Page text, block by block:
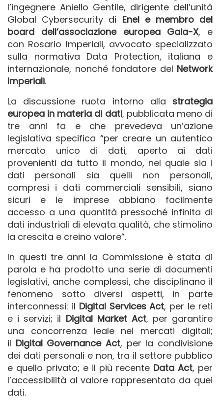
l’ingegnere Aniello Gentile, dirigente dell’unità
Global Cybersecurity di Enel e membro del
board dell’associazione europea Gaia-X, e
con Rosario Imperiali, avvocato specializzato
sulla normativa Data Protection, italiana e
internazionale, nonché fondatore del Network
Imperiali.
La discussione ruota intorno alla strategia
europea in materia di dati, pubblicata meno di
tre anni fa e che prevedeva un’azione
legislativa specifica “per creare un autentico
mercato unico di dati, aperto ai dati
provenienti da tutto il mondo, nel quale sia i
dati personali sia quelli non personali,
compresi i dati commerciali sensibili, siano
sicuri e le imprese abbiano facilmente
accesso a una quantità pressoché infinita di
dati industriali di elevata qualità, che stimolino
la crescita e creino valore”.
In questi tre anni la Commissione è stata di
parola e ha prodotto una serie di documenti
legislativi, anche complessi, che disciplinano il
fenomeno sotto diversi aspetti, in parte
interconnessi: il Digital Services Act, per le reti
e i servizi; il Digital Market Act, per garantire
una concorrenza leale nei mercati digitali;
il Digital Governance Act, per la condivisione
dei dati personali e non, tra il settore pubblico
e quello privato; e il più recente Data Act, per
l’accessibilità al valore rappresentato da quei
dati.